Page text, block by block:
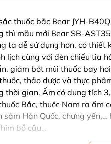
thuốc bắc Bear JYH-
thì mẫu mới Bear SB-
ta dễ sử dụng hơn, có thiết
lịch cùng với đèn chiếu tia
giảm bớt mùi thuốc bay
thảo dược và thực
thời gian. Ấm có dung tích
Bắc, thuốc Nam ra ấm
sâm Hàn Quốc, chưng
bồ câu…